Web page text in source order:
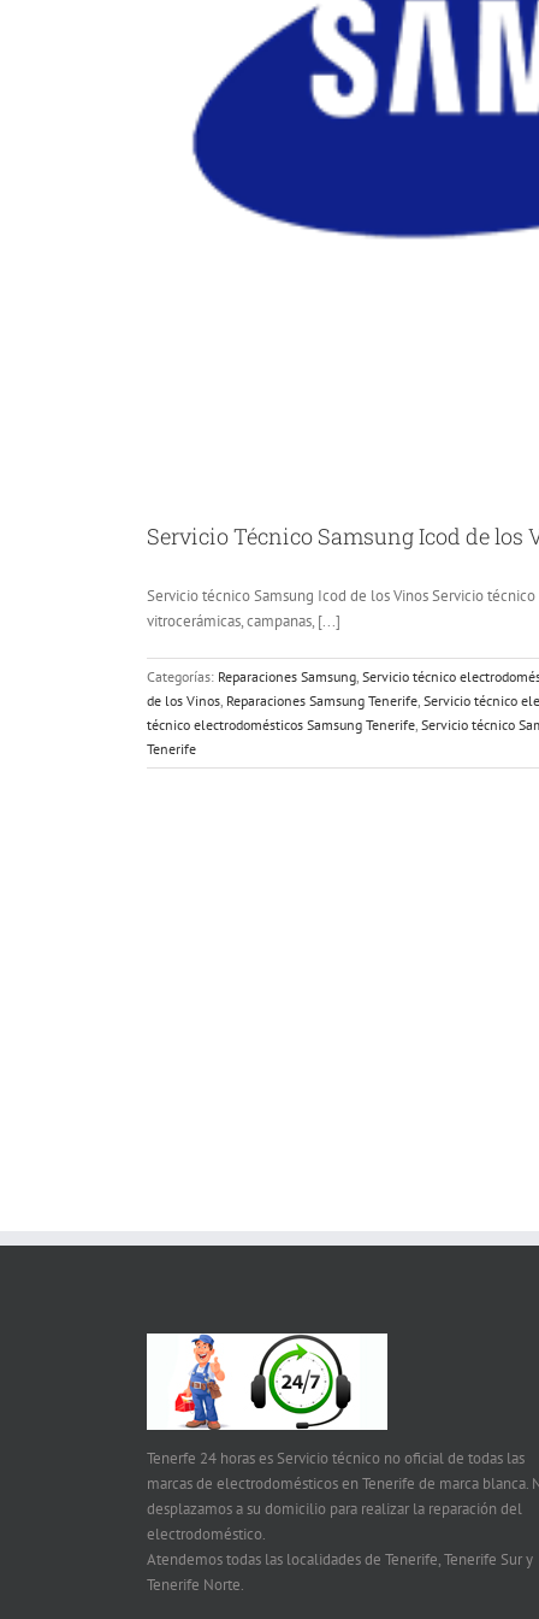
Servicio Técnico Samsung Icod de los
Servicio técnico Samsung Icod de los Vinos Servicio
vitrocerámicas, campanas, [...]
Categorías: Reparaciones Samsung, Servicio técnico
de los Vinos, Reparaciones Samsung Tenerife, Servicio técnico
técnico electrodomésticos Samsung Tenerife, Servicio técnico
Tenerife
Tenerfe 24 horas es Servicio técnico no oficial de todas las
marcas de electrodomésticos en Tenerife de marca blanca.
desplazamos a su domicilio para realizar la reparación del
electrodoméstico.
Atendemos todas las localidades de Tenerife, Tenerife Sur y
Tenerife Norte.